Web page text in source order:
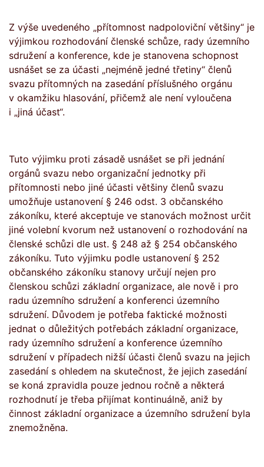
Z výše uvedeného „přítomnost nadpoloviční většiny“ je
výjimkou rozhodování členské schůze, rady územního
sdružení a konference, kde je stanovena schopnost
usnášet se za účasti „nejméně jedné třetiny“ členů
svazu přítomných na zasedání příslušného orgánu
v okamžiku hlasování, přičemž ale není vyloučena
i „jiná účast“.
Tuto výjimku proti zásadě usnášet se při jednání
orgánů svazu nebo organizační jednotky při
přítomnosti nebo jiné účasti většiny členů svazu
umožňuje ustanovení § 246 odst. 3 občanského
zákoníku, které akceptuje ve stanovách možnost určit
jiné volební kvorum než ustanovení o rozhodování na
členské schůzi dle ust. § 248 až § 254 občanského
zákoníku. Tuto výjimku podle ustanovení § 252
občanského zákoníku stanovy určují nejen pro
členskou schůzi základní organizace, ale nově i pro
radu územního sdružení a konferenci územního
sdružení. Důvodem je potřeba faktické možnosti
jednat o důležitých potřebách základní organizace,
rady územního sdružení a konference územního
sdružení v případech nižší účasti členů svazu na jejich
zasedání s ohledem na skutečnost, že jejich zasedání
se koná zpravidla pouze jednou ročně a některá
rozhodnutí je třeba přijímat kontinuálně, aniž by
činnost základní organizace a územního sdružení byla
znemožněna.